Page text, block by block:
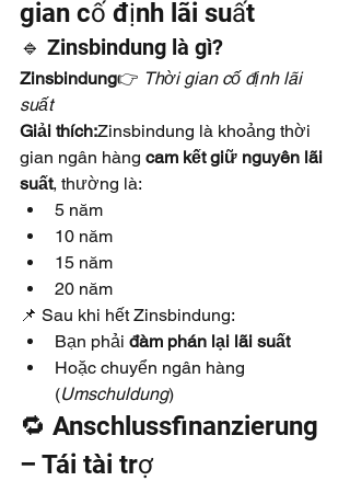
gian cố định lãi suất
🔹 Zinsbindung là gì?
Zinsbindung👉 Thời gian cố định lãi
suất
Giải thích:Zinsbindung là khoảng thời
gian ngân hàng cam kết giữ nguyên lãi
suất, thường là:
5 năm
10 năm
15 năm
20 năm
📌 Sau khi hết Zinsbindung:
Bạn phải đàm phán lại lãi suất
Hoặc chuyển ngân hàng
(Umschuldung)
🔁 Anschlussfinanzierung
– Tái tài trợ